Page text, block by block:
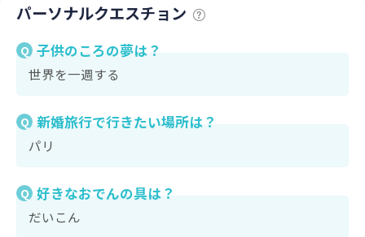
パーソナルクエスチョン
Q 子供のころの夢は？
世界を一週する
Q 新婚旅行で行きたい場所は？
パリ
Q 好きなおでんの具は？
だいこん